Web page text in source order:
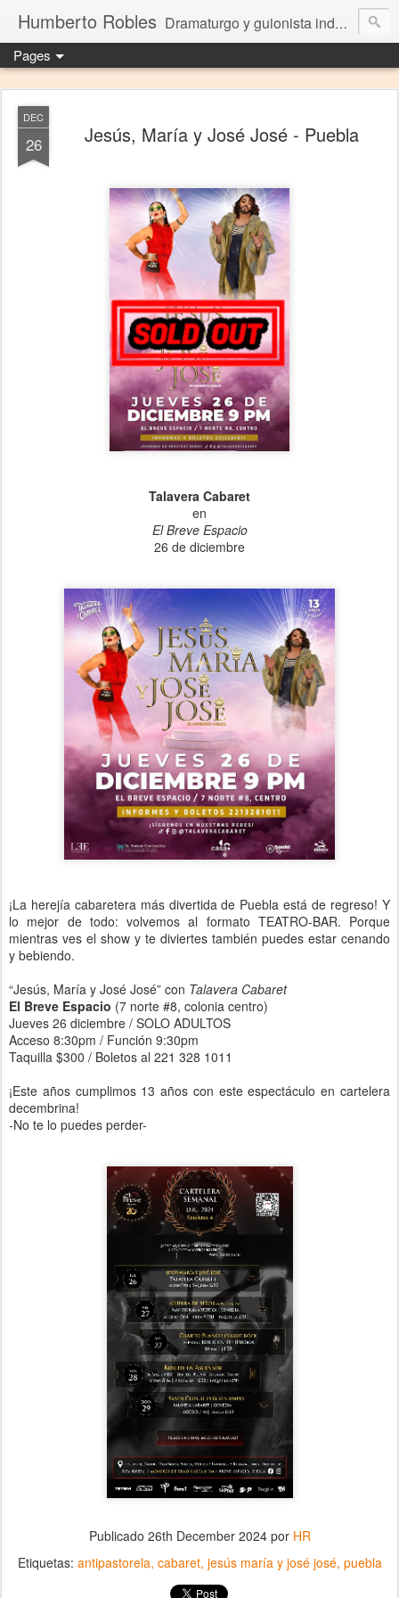
Humberto Robles Dramaturgo y guionista independiente
Pages
DEC
26 Jesús, María y José José - Puebla
Talavera Cabaret
en
El Breve Espacio
26 de diciembre
¡La herejía cabaretera más divertida de Puebla está de regreso! Y
lo mejor de todo: volvemos al formato TEATRO-BAR. Porque
mientras ves el show y te diviertes también puedes estar cenando
y bebiendo.
“Jesús, María y José José” con Talavera Cabaret
El Breve Espacio (7 norte #8, colonia centro)
Jueves 26 diciembre / SOLO ADULTOS
Acceso 8:30pm / Función 9:30pm
Taquilla $300 / Boletos al 221 328 1011
¡Este años cumplimos 13 años con este espectáculo en cartelera
decembrina!
-No te lo puedes perder-
Publicado 26th December 2024por HR
Etiquetas: antipastorela cabaret jesús maría y josé josé puebla